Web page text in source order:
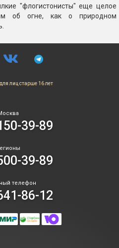
"флогистонисты" еще целое
об огне, как о природном
для лицстарше 16 лет
39-89
39-89
телефон
86-12